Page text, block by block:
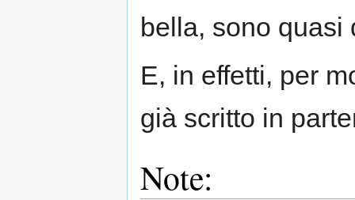
bella, sono quasi
E, in effetti, per
già scritto in
Note: